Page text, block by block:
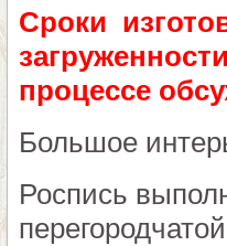
Сроки
процессе
Большое
Роспись